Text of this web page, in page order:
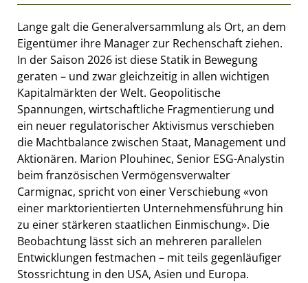
Lange galt die Generalversammlung als Ort, an dem
Eigentümer ihre Manager zur Rechenschaft ziehen.
In der Saison 2026 ist diese Statik in Bewegung
geraten – und zwar gleichzeitig in allen wichtigen
Kapitalmärkten der Welt. Geopolitische
Spannungen, wirtschaftliche Fragmentierung und
ein neuer regulatorischer Aktivismus verschieben
die Machtbalance zwischen Staat, Management und
Aktionären. Marion Plouhinec, Senior ESG-Analystin
beim französischen Vermögensverwalter
Carmignac, spricht von einer Verschiebung «von
einer marktorientierten Unternehmensführung hin
zu einer stärkeren staatlichen Einmischung». Die
Beobachtung lässt sich an mehreren parallelen
Entwicklungen festmachen – mit teils gegenläufiger
Stossrichtung in den USA, Asien und Europa.